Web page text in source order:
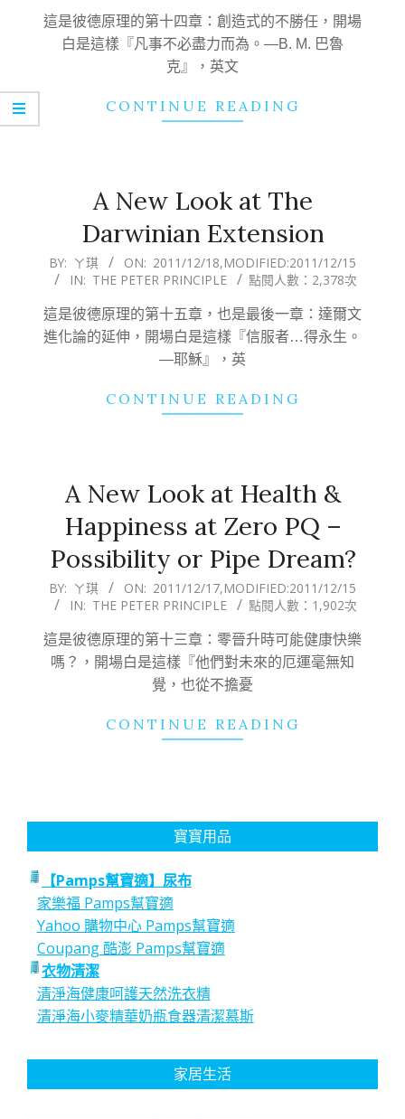
24
這是彼德原理的第十四章：創造式的不勝任，開場
白是這樣『凡事不必盡力而為。—B. M. 巴魯
克』，英文
CONTINUE READING
A New Look at The
Darwinian Extension
2011-
12-
18
BY: ㄚ琪 ON: 2011/12/18,MODIFIED:2011/12/15
IN: THE PETER PRINCIPLE 點閱人數：2,378次
這是彼德原理的第十五章，也是最後一章：達爾文
進化論的延伸，開場白是這樣『信服者…得永生。
—耶穌』，英
CONTINUE READING
A New Look at Health &
Happiness at Zero PQ –
Possibility or Pipe Dream?
2011-
12-
17
BY: ㄚ琪 ON: 2011/12/17,MODIFIED:2011/12/15
IN: THE PETER PRINCIPLE 點閱人數：1,902次
這是彼德原理的第十三章：零晉升時可能健康快樂
嗎？，開場白是這樣『他們對未來的厄運毫無知
覺，也從不擔憂
CONTINUE READING
寶寶用品
【Pamps幫寶適】尿布
家樂福 Pamps幫寶適
Yahoo 購物中心 Pamps幫寶適
Coupang 酷澎 Pamps幫寶適
衣物清潔
清淨海健康呵護天然洗衣精
清淨海小麥精華奶瓶食器清潔慕斯
家居生活